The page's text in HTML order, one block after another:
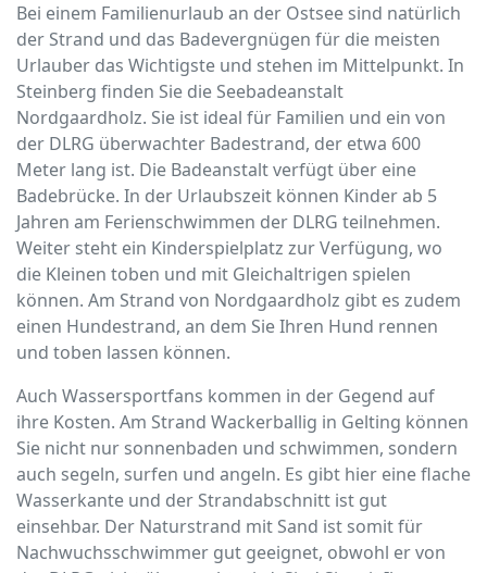
Bei einem Familienurlaub an der Ostsee sind natürlich
der Strand und das Badevergnügen für die meisten
Urlauber das Wichtigste und stehen im Mittelpunkt. In
Steinberg finden Sie die Seebadeanstalt
Nordgaardholz. Sie ist ideal für Familien und ein von
der DLRG überwachter Badestrand, der etwa 600
Meter lang ist. Die Badeanstalt verfügt über eine
Badebrücke. In der Urlaubszeit können Kinder ab 5
Jahren am Ferienschwimmen der DLRG teilnehmen.
Weiter steht ein Kinderspielplatz zur Verfügung, wo
die Kleinen toben und mit Gleichaltrigen spielen
können. Am Strand von Nordgaardholz gibt es zudem
einen Hundestrand, an dem Sie Ihren Hund rennen
und toben lassen können.
Auch Wassersportfans kommen in der Gegend auf
ihre Kosten. Am Strand Wackerballig in Gelting können
Sie nicht nur sonnenbaden und schwimmen, sondern
auch segeln, surfen und angeln. Es gibt hier eine flache
Wasserkante und der Strandabschnitt ist gut
einsehbar. Der Naturstrand mit Sand ist somit für
Nachwuchsschwimmer gut geeignet, obwohl er von